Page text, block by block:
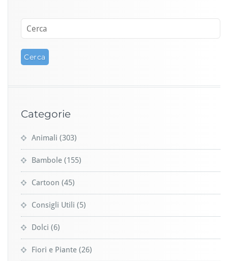
Categorie
Animali (303)
Bambole (155)
Cartoon (45)
Consigli Utili (5)
Dolci (6)
Fiori e Piante (26)